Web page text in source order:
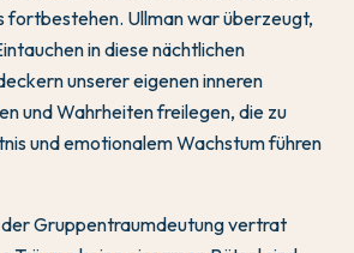
fortbestehen. Ullman war überzeugt,
in diese nächtlichen
unserer eigenen inneren
und Wahrheiten freilegen, die zu
und emotionalem Wachstum führen
Gruppentraumdeutung vertrat